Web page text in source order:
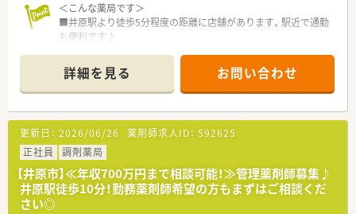
です。
【想定される業務内容】
■処方箋に基づく調剤業務や服薬指導を軸に、薬歴管理や薬剤情
報の提供など、薬剤師としての専門業務に専念できる体制を構築
しています。
■ピッキングなどの付随業務は事務スタッフが中心となって行
うため、患者様との対話や高度な服薬指導に集中することが可能
■外来業務だけでなく施設在宅業務にも取り組んでおり、多職種
と連携しながら地域医療の最前線で幅広い経験を積むことがで
きます。
＜こんな薬局です＞
■井原駅より徒歩5分程度の距離に店舗があります。駅近で通勤
も便利です♪
＜業務内容＞
■近隣の医院より内科や小児科、皮膚科、糖尿病内科など幅広い
処方を応需しています。
■処方箋枚数は約120～130枚/日です。
＜研修制度＞
■基本は配属店舗での OJT研修です。必要に応じて職種別・階層
別の研修に参加して頂きます。
■未経験者やブランクの長い方については各種勉強会や集合研
詳細を見る お問い合わせ
更新日： 2026/06/26 薬剤師求人ID： 592625
正社員
調剤薬局
【井原市】≪年収700万円まで相談可能！≫管理薬剤師募集♪
井原駅徒歩10分！勤務薬剤師希望の方もまずはご相談くだ
さい◎